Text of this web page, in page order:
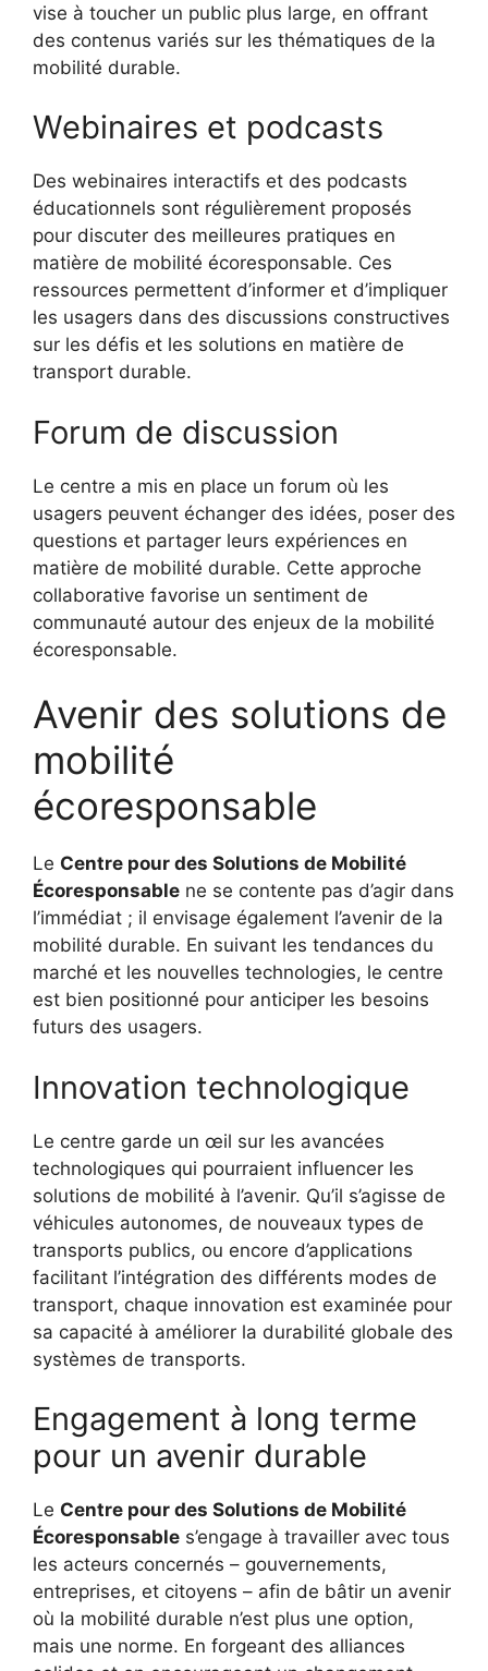
vise à toucher un public plus large, en offrant
des contenus variés sur les thématiques de la
mobilité durable.
Webinaires et podcasts
Des webinaires interactifs et des podcasts
éducationnels sont régulièrement proposés
pour discuter des meilleures pratiques en
matière de mobilité écoresponsable. Ces
ressources permettent d’informer et d’impliquer
les usagers dans des discussions constructives
sur les défis et les solutions en matière de
transport durable.
Forum de discussion
Le centre a mis en place un forum où les
usagers peuvent échanger des idées, poser des
questions et partager leurs expériences en
matière de mobilité durable. Cette approche
collaborative favorise un sentiment de
communauté autour des enjeux de la mobilité
écoresponsable.
Avenir des solutions de
mobilité
écoresponsable
Le Centre pour des Solutions de Mobilité
Écoresponsable ne se contente pas d’agir dans
l’immédiat ; il envisage également l’avenir de la
mobilité durable. En suivant les tendances du
marché et les nouvelles technologies, le centre
est bien positionné pour anticiper les besoins
futurs des usagers.
Innovation technologique
Le centre garde un œil sur les avancées
technologiques qui pourraient influencer les
solutions de mobilité à l’avenir. Qu’il s’agisse de
véhicules autonomes, de nouveaux types de
transports publics, ou encore d’applications
facilitant l’intégration des différents modes de
transport, chaque innovation est examinée pour
sa capacité à améliorer la durabilité globale des
systèmes de transports.
Engagement à long terme
pour un avenir durable
Le Centre pour des Solutions de Mobilité
Écoresponsable s’engage à travailler avec tous
les acteurs concernés – gouvernements,
entreprises, et citoyens – afin de bâtir un avenir
où la mobilité durable n’est plus une option,
mais une norme. En forgeant des alliances